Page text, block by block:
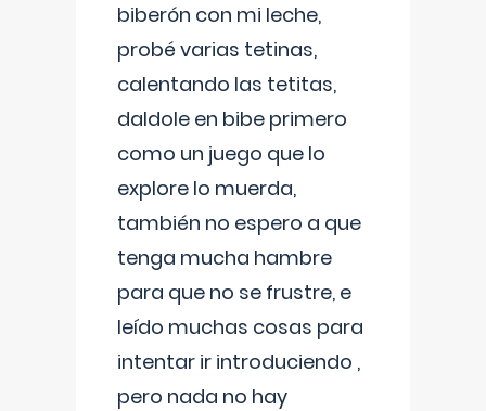
biberón con mi leche,
probé varias tetinas,
calentando las tetitas,
daldole en bibe primero
como un juego que lo
explore lo muerda,
también no espero a que
tenga mucha hambre
para que no se frustre, e
leído muchas cosas para
intentar ir introduciendo ,
pero nada no hay